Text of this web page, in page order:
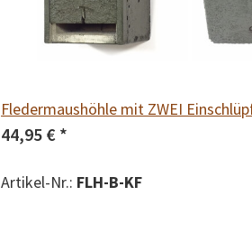
Fledermaushöhle mit ZWEI
44,95 € *
Artikel-Nr.: FLH-B-KF